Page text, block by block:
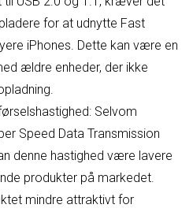
for at udnytte Fast
iPhones. Dette kan være en
ældre enheder, der ikke
Selvom
Speed Data Transmission
denne hastighed være lavere
produkter på markedet.
mindre attraktivt for